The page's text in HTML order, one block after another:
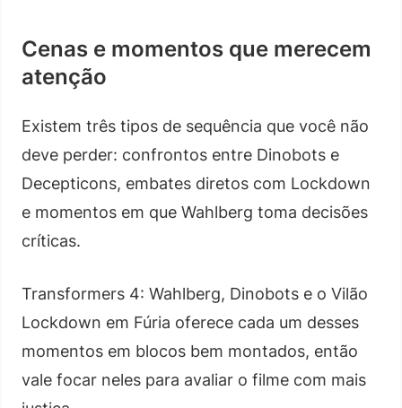
Cenas e momentos que merecem
atenção
Existem três tipos de sequência que você não
deve perder: confrontos entre Dinobots e
Decepticons, embates diretos com Lockdown
e momentos em que Wahlberg toma decisões
críticas.
Transformers 4: Wahlberg, Dinobots e o Vilão
Lockdown em Fúria oferece cada um desses
momentos em blocos bem montados, então
vale focar neles para avaliar o filme com mais